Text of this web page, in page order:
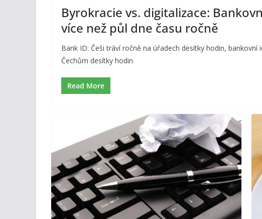
Byrokracie vs. digitalizace:
více než půl dne času ročně
Bank ID: Češi tráví ročně na úřadech desítky hodin,
Čechům desítky hodin
Read More